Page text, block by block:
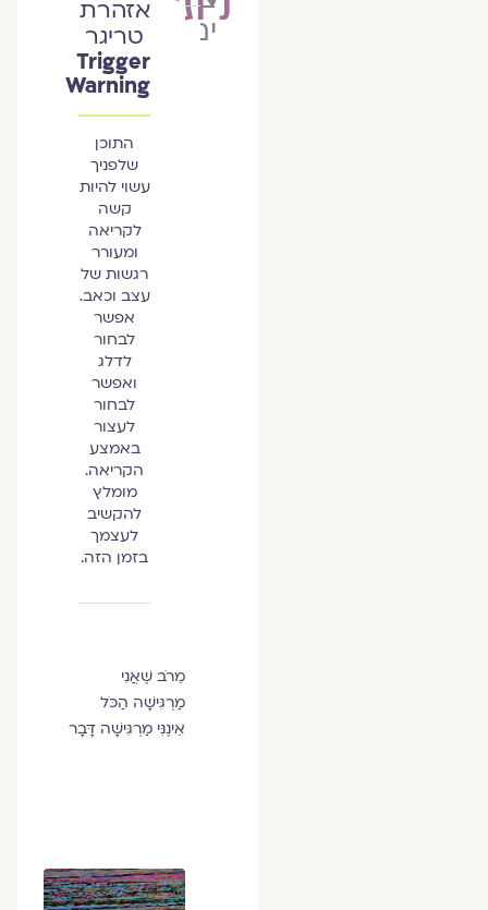
ים
אזהרת
טריגר
Trigger
Warning
התוכן
שלפניך
עשוי להיות
קשה
לקריאה
ומעורר
רגשות של
עצב וכאב.
אפשר
לבחור
לדלג
ואפשר
לבחור
לעצור
באמצע
הקריאה.
מומלץ
להקשיב
לעצמך
בזמן הזה.
מֵרֹב שֶׁאֲנִי
מַרְגִּישָׁה הַכֹּל
אֵינֶנִּי מַרְגִּישָׁה דָּבָר